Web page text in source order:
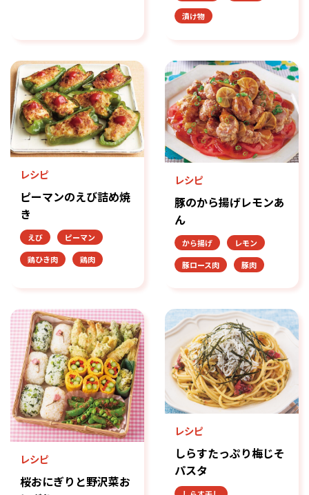
漬け物
レシピ
ピーマンのえび詰め焼
き
えび
ピーマン
鶏ひき肉
鶏肉
レシピ
豚のから揚げレモンあ
ん
から揚げ
レモン
豚ロース肉
豚肉
レシピ
桜おにぎりと野沢菜お
レシピ
しらすたっぷり梅じそ
パスタ